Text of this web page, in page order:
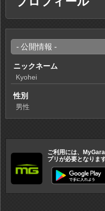
- 公開情報 -
ニックネーム
Kyohei
性別
男性
ご利用には、
プリが必要となります